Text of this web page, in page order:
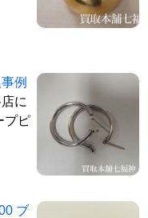
例
に
プピ
ブ